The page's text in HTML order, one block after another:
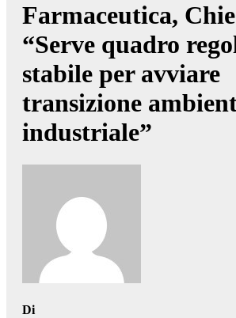
Farmaceutica,
“Serve quadro
stabile per avviare
transizione
industriale”
Di